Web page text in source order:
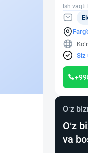
Ish vaqti
Siz
O‘z
O‘z
va